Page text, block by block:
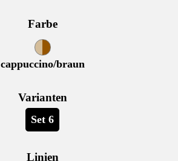
Farbe
cappuccino/braun
Varianten
Set 6
Linien